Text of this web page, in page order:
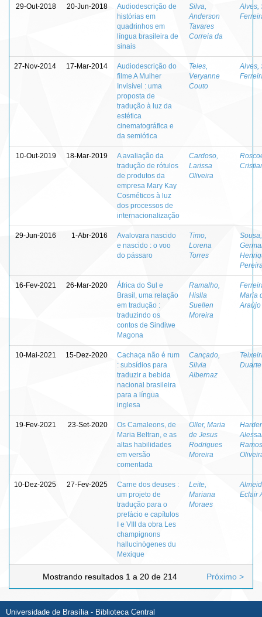
29-Out-2018 20-Jun-2018
Audiodescrição de
histórias em
quadrinhos em
língua brasileira de
sinais
Silva,
Anderson
Tavares
Correia da
Alves,
27-Nov-2014 17-Mar-2014
Audiodescrição do
filme A Mulher
Invisível : uma
proposta de
tradução à luz da
estética
cinematográfica e
da semiótica
Teles,
Veryanne
Couto
Alves,
10-Out-2019 18-Mar-2019
A avaliação da
tradução de rótulos
de produtos da
empresa Mary Kay
Cosméticos à luz
dos processos de
internacionalização
Cardoso,
Larissa
Oliveira
29-Jun-2016 1-Abr-2016
Avalovara nascido
e nascido : o voo
do pássaro
Timo,
Lorena
Torres
Sousa,
16-Fev-2021 26-Mar-2020
África do Sul e
Brasil, uma relação
em tradução :
traduzindo os
contos de Sindiwe
Magona
Ramalho,
Hislla
Suellen
Moreira
Maria
Araújo
10-Mai-2021 15-Dez-2020
Cachaça não é rum
: subsídios para
traduzir a bebida
nacional brasileira
para a língua
inglesa
Cançado,
Silvia
Albernaz
Duarte
19-Fev-2021 23-Set-2020
Os Camaleons, de
Maria Beltran, e as
altas habilidades
em versão
comentada
Oller, Maria
de Jesus
Rodrigues
Moreira
10-Dez-2025 27-Fev-2025
Carne dos deuses :
um projeto de
tradução para o
prefácio e capítulos
I e VIII da obra Les
champignons
hallucinògenes du
Mexique
Leite,
Mariana
Moraes
Eclair
Mostrando resultados 1 a 20 de 214 Próximo >
Universidade de Brasília - Biblioteca Central